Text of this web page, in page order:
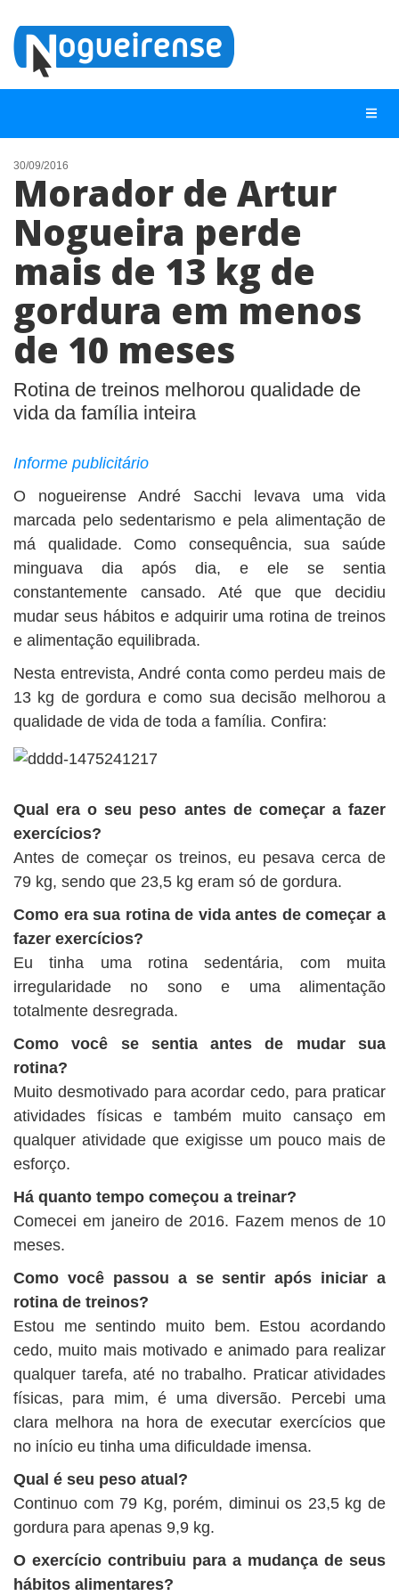
NOTÍCIAS
LISTA DIGITAL
TELEFONES ÚTEIS
CONTATO
ANUNCIE
30/09/2016
Morador de Artur
Nogueira perde
mais de 13 kg de
gordura em menos
de 10 meses
Rotina de treinos melhorou qualidade de
vida da família inteira
Informe publicitário
O nogueirense André Sacchi levava uma vida
marcada pelo sedentarismo e pela alimentação de
má qualidade. Como consequência, sua saúde
minguava dia após dia, e ele se sentia
constantemente cansado. Até que que decidiu
mudar seus hábitos e adquirir uma rotina de treinos
e alimentação equilibrada.
Nesta entrevista, André conta como perdeu mais de
13 kg de gordura e como sua decisão melhorou a
qualidade de vida de toda a família. Confira:
Qual era o seu peso antes de começar a fazer
exercícios?
Antes de começar os treinos, eu pesava cerca de
79 kg, sendo que 23,5 kg eram só de gordura.
Como era sua rotina de vida antes de começar a
fazer exercícios?
Eu tinha uma rotina sedentária, com muita
irregularidade no sono e uma alimentação
totalmente desregrada.
Como você se sentia antes de mudar sua
rotina?
Muito desmotivado para acordar cedo, para praticar
atividades físicas e também muito cansaço em
qualquer atividade que exigisse um pouco mais de
esforço.
Há quanto tempo começou a treinar?
Comecei em janeiro de 2016. Fazem menos de 10
meses.
Como você passou a se sentir após iniciar a
rotina de treinos?
Estou me sentindo muito bem. Estou acordando
cedo, muito mais motivado e animado para realizar
qualquer tarefa, até no trabalho. Praticar atividades
físicas, para mim, é uma diversão. Percebi uma
clara melhora na hora de executar exercícios que
no início eu tinha uma dificuldade imensa.
Qual é seu peso atual?
Continuo com 79 Kg, porém, diminui os 23,5 kg de
gordura para apenas 9,9 kg.
O exercício contribuiu para a mudança de seus
hábitos alimentares?